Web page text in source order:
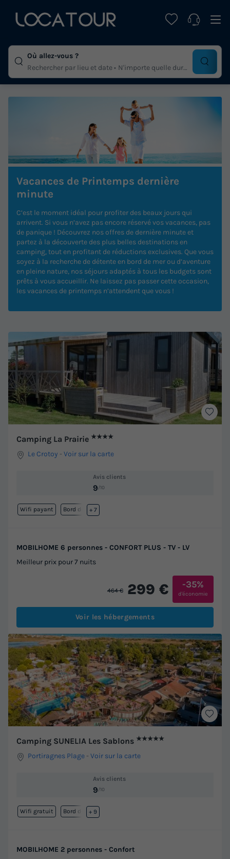
Où allez-vous ?
Rechercher par lieu et date
N'importe quelle duree
Vacances de Printemps dernière
minute
C’est le moment idéal pour profiter des beaux jours qui
arrivent. Si vous n’avez pas encore réservé vos vacances, pas
de panique ! Découvrez nos offres de dernière minute et
partez à la découverte des plus belles destinations en
camping, tout en profitant de réductions exclusives. Que vous
soyez à la recherche de détente en bord de mer ou d’aventure
en pleine nature, nos séjours adaptés à tous les budgets sont
prêts à vous accueillir. Ne laissez pas passer cette occasion,
les vacances de printemps n’attendent que vous !
Camping La Prairie ★★★★
Le Crotoy -Voir sur la carte
Avis clients
9/10
Wifi payant Bord de mer
+ 7
MOBILHOME 6 personnes - CONFORT PLUS - TV - LV
Meilleur prix pour 7 nuits
464 € 299 € -35%
d'économie
Voir les hébergements
Camping SUNELIA Les Sablons ★★★★★
Portiragnes Plage -Voir sur la carte
Avis clients
9/10
Wifi gratuit Bord de mer
+ 9
MOBILHOME 2 personnes - Confort